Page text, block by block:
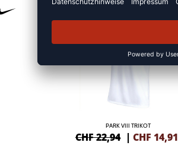
NEW
-35%
PARK VIII TRIKOT
CHF 22,94 | CHF 14,91